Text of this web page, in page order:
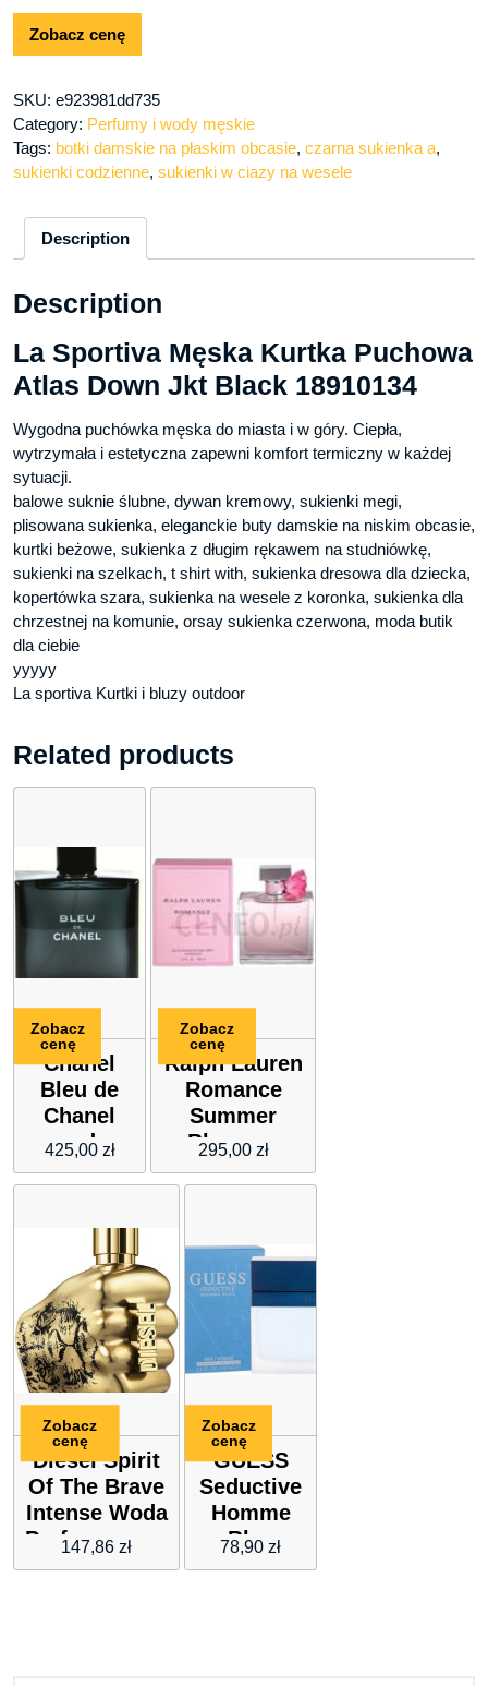
Zobacz cenę
SKU: e923981dd735
Category: Perfumy i wody męskie
Tags: botki damskie na płaskim obcasie, czarna sukienka a,
sukienki codzienne, sukienki w ciazy na wesele
Description
Description
La Sportiva Męska Kurtka Puchowa
Atlas Down Jkt Black 18910134
Wygodna puchówka męska do miasta i w góry. Ciepła,
wytrzymała i estetyczna zapewni komfort termiczny w każdej
sytuacji.
balowe suknie ślubne, dywan kremowy, sukienki megi,
plisowana sukienka, eleganckie buty damskie na niskim obcasie,
kurtki beżowe, sukienka z długim rękawem na studniówkę,
sukienki na szelkach, t shirt with, sukienka dresowa dla dziecka,
kopertówka szara, sukienka na wesele z koronka, sukienka dla
chrzestnej na komunie, orsay sukienka czerwona, moda butik
dla ciebie
yyyyy
La sportiva Kurtki i bluzy outdoor
Related products
Chanel
Bleu de
Chanel
woda
toaletowa
spray
425,00 zł
Zobacz
cenę
Ralph Lauren
Romance
Summer
Blossom
woda
perfumowana
295,00 zł
Zobacz
cenę
Diesel Spirit
Of The Brave
Intense Woda
Perfumowana
75 Ml
147,86 zł
Zobacz
cenę
GUESS
Seductive
Homme
Blue
Woda po
78,90 zł
Zobacz
cenę